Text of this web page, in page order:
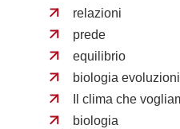
relazioni
prede
equilibrio
biologia
Il clima che
biologia